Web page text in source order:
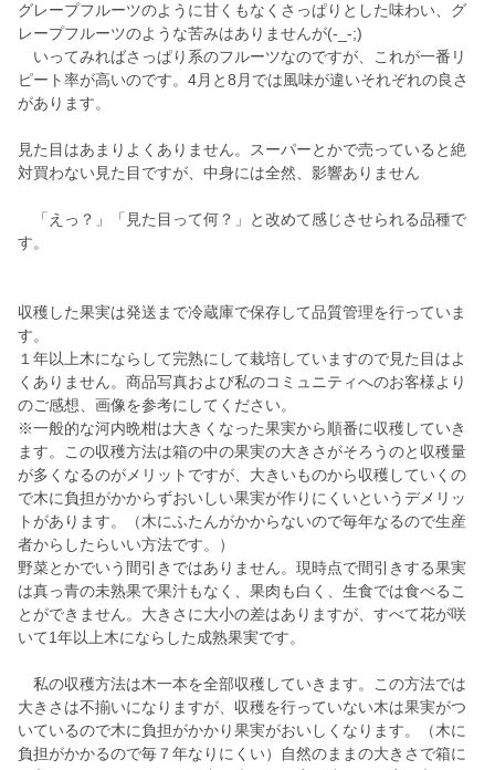
グレープフルーツのように甘くもなくさっぱりとした味わい、グ
レープフルーツのような苦みはありませんが(-_-;)
いってみればさっぱり系のフルーツなのですが、これが一番リ
ピート率が高いのです。4月と8月では風味が違いそれぞれの良さ
があります。
見た目はあまりよくありません。スーパーとかで売っていると絶
対買わない見た目ですが、中身には全然、影響ありません
「えっ？」「見た目って何？」と改めて感じさせられる品種で
す。
収穫した果実は発送まで冷蔵庫で保存して品質管理を行っていま
す。
１年以上木にならして完熟にして栽培していますので見た目はよ
くありません。商品写真および私のコミュニティへのお客様より
のご感想、画像を参考にしてください。
※一般的な河内晩柑は大きくなった果実から順番に収穫していき
ます。この収穫方法は箱の中の果実の大きさがそろうのと収穫量
が多くなるのがメリットですが、大きいものから収穫していくの
で木に負担がかからずおいしい果実が作りにくいというデメリッ
トがあります。（木にふたんがかからないので毎年なるので生産
者からしたらいい方法です。）
野菜とかでいう間引きではありません。現時点で間引きする果実
は真っ青の未熟果で果汁もなく、果肉も白く、生食では食べるこ
とができません。大きさに大小の差はありますが、すべて花が咲
いて1年以上木にならした成熟果実です。
私の収穫方法は木一本を全部収穫していきます。この方法では
大きさは不揃いになりますが、収穫を行っていない木は果実がつ
いているので木に負担がかかり果実がおいしくなります。（木に
負担がかかるので毎７年なりにくい）自然のままの大きさで箱に